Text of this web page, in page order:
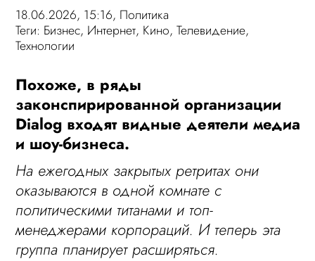
18.06.2026, 15:16, Политика
Теги: Бизнес, Интернет, Кино,Телевидение,
Технологии
Похоже, в ряды
законспирированной организации
Dialog входят видные деятели медиа
и шоу-бизнеса.
На ежегодных закрытых ретритах они
оказываются в одной комнате с
политическими титанами и топ-
менеджерами корпораций. И теперь эта
группа планирует расширяться.